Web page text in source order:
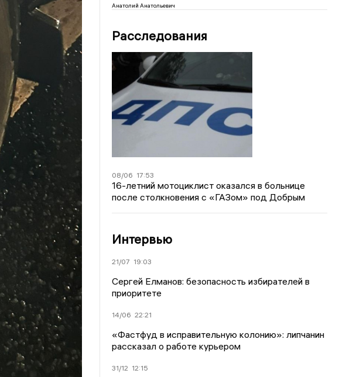
Анатолий Анатольевич
Расследования
08/06 17:53
16-летний мотоциклист оказался в больнице
после столкновения с «ГАЗом» под Добрым
Интервью
21/07 19:03
Сергей Елманов: безопасность избирателей в
приоритете
14/06 22:21
«Фастфуд в исправительную колонию»: липчанин
рассказал о работе курьером
31/12 12:15